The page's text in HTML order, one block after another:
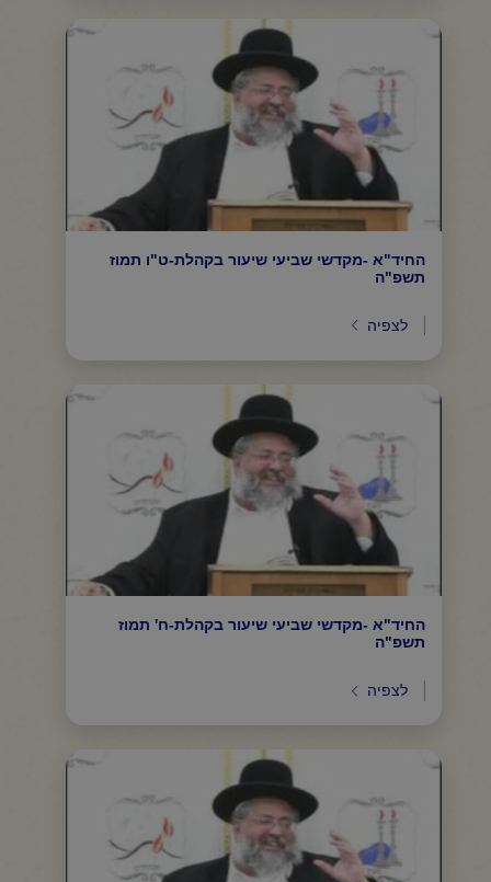
החיד"א -מקדשי שביעי שיעור בקהלת-ט"ו תמוז
תשפ"ה
לצפיה
החיד"א -מקדשי שביעי שיעור בקהלת-ח' תמוז
תשפ"ה
לצפיה